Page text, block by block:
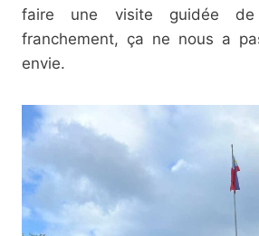
faire une visite guidée
franchement, ça ne nous a
envie.